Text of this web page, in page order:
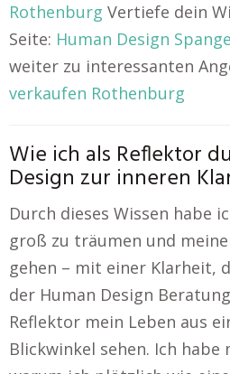
Rothenburg Vertiefe dein
Seite: Human Design
weiter zu interessanten
verkaufen Rothenburg
Wie ich als Reflektor
Design zur inneren
Durch dieses Wissen habe
groß zu träumen und
gehen – mit einer Klarheit,
der Human Design
Reflektor mein Leben aus
Blickwinkel sehen. Ich